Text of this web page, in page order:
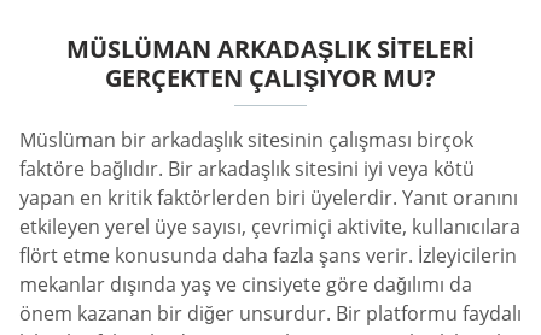
MÜSLÜMAN ARKADAŞLIK SITELERI
GERÇEKTEN ÇALIŞIYOR MU?
Müslüman bir arkadaşlık sitesinin çalışması birçok
faktöre bağlıdır. Bir arkadaşlık sitesini iyi veya kötü
yapan en kritik faktörlerden biri üyelerdir. Yanıt oranını
etkileyen yerel üye sayısı, çevrimiçi aktivite, kullanıcılara
flört etme konusunda daha fazla şans verir. İzleyicilerin
mekanlar dışında yaş ve cinsiyete göre dağılımı da
önem kazanan bir diğer unsurdur. Bir platformu faydalı